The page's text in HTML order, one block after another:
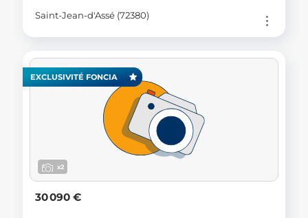
Saint-Jean-d'Assé (72380)
EXCLUSIVITÉ FONCIA
x2
30 090 €